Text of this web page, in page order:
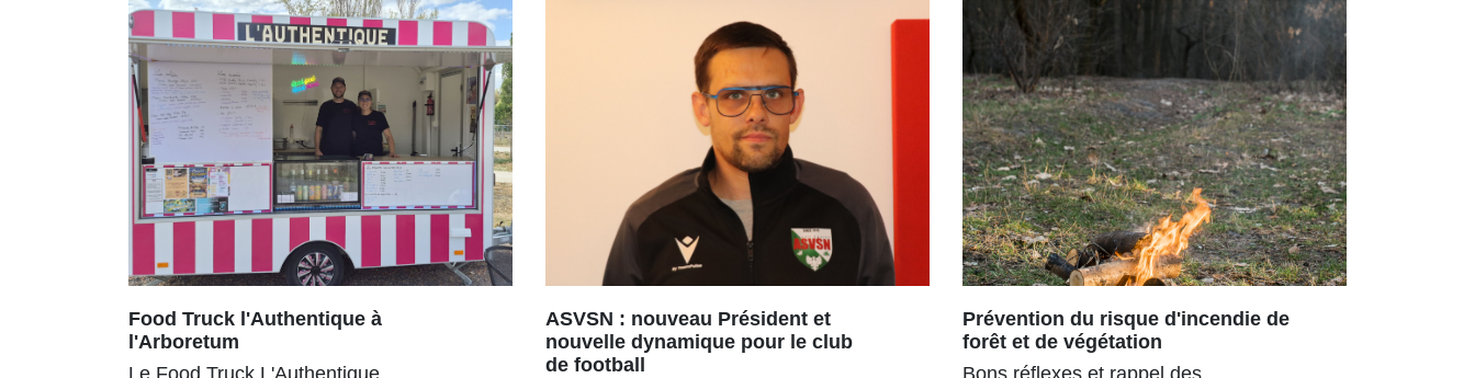
Food Truck l'Authentique à
l'Arboretum
Le Food Truck L'Authentique
ASVSN : nouveau Président et
nouvelle dynamique pour le club
de football
Prévention du risque d'incendie de
forêt et de végétation
Bons réflexes et rappel des